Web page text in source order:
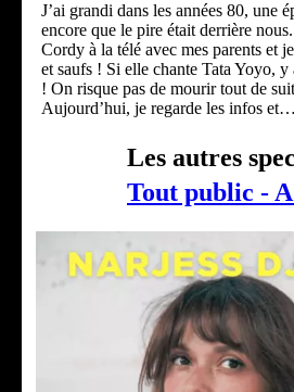
J’ai grandi dans les années 80, une
encore que le pire était derrière
Cordy à la télé avec mes parents et
et saufs ! Si elle chante Tata Yoyo,
! On risque pas de mourir tout de
Aujourd’hui, je regarde les infos
Les autres
Tout public -